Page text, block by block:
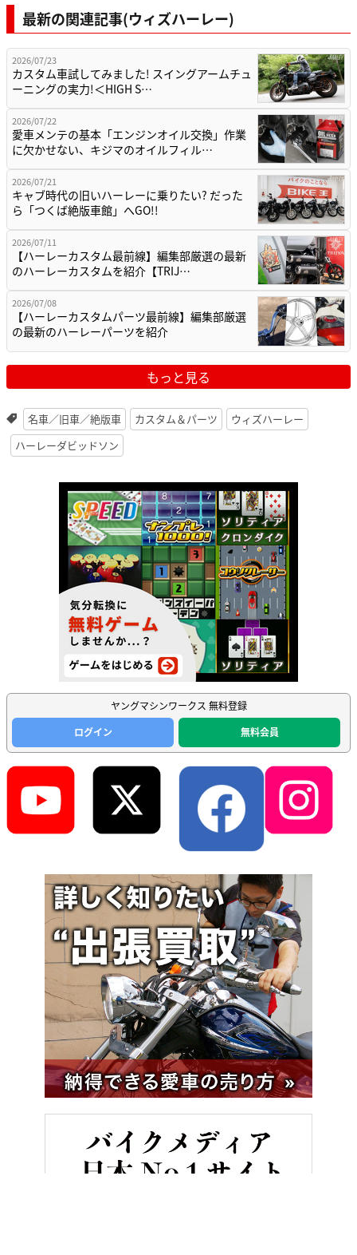
最新の関連記事(ウィズハーレー)
2026/07/23
カスタム車試してみました! スイングアームチュ
ーニングの実力!＜HIGH S…
2026/07/22
愛車メンテの基本「エンジンオイル交換」作業
に欠かせない、キジマのオイルフィル…
2026/07/21
キャブ時代の旧いハーレーに乗りたい? だった
ら「つくば絶版車館」へGO!!
2026/07/11
【ハーレーカスタム最前線】編集部厳選の最新
のハーレーカスタムを紹介【TRIJ…
2026/07/08
【ハーレーカスタムパーツ最前線】編集部厳選
の最新のハーレーパーツを紹介
もっと見る
名車／旧車／絶版車 カスタム＆パーツ
ウィズハーレー
ハーレーダビッドソン
ヤングマシンワークス 無料登録
ログイン
無料会員